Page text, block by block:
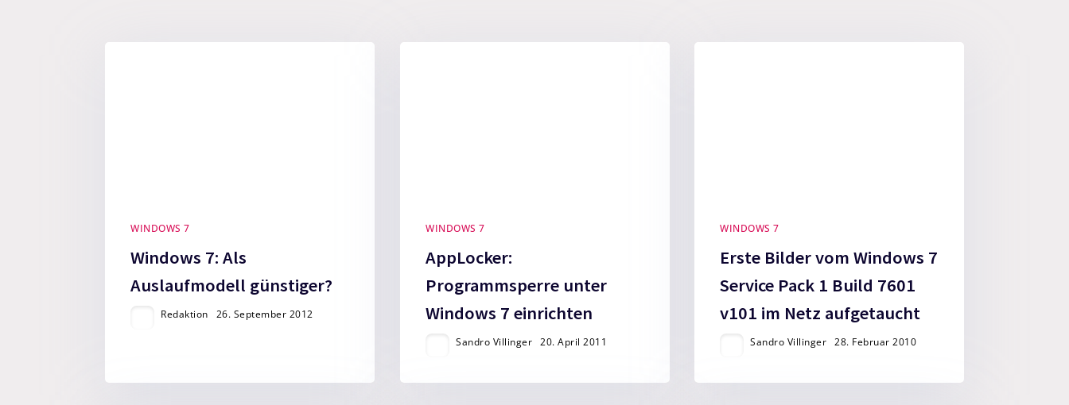
WINDOWS 7
Windows 7: Als
Auslaufmodell günstiger?
Redaktion 26. September 2012
WINDOWS 7
AppLocker:
Programmsperre unter
Windows 7 einrichten
Sandro Villinger 20. April 2011
WINDOWS 7
Erste Bilder vom Windows 7
Service Pack 1 Build 7601
v101 im Netz aufgetaucht
Sandro Villinger 28. Februar 2010